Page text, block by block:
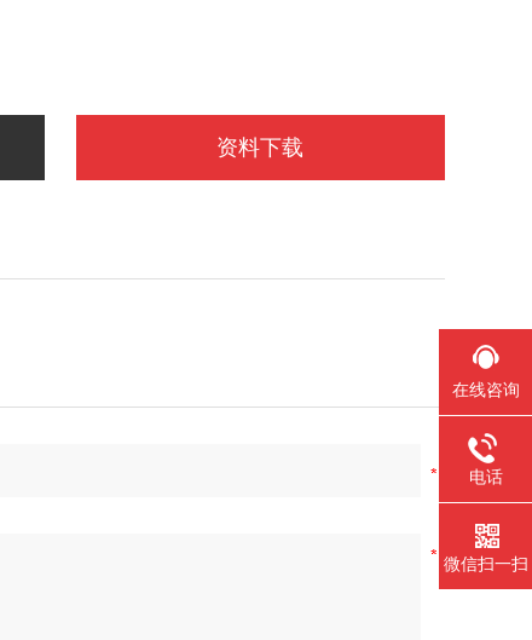
资料下载
在线咨询
电话
微信扫一扫